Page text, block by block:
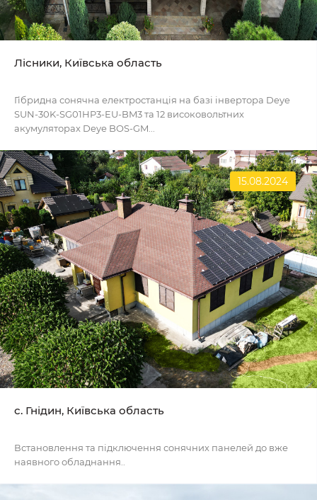
Лісники, Київська область
Гібридна сонячна електростанція на базі інвертора Deye
SUN-30K-SG01HP3-EU-BM3 та 12 високовольтних
акумуляторах Deye BOS-GM...
15.08.2024
с. Гнідин, Київська область
Встановлення та підключення сонячних панелей до вже
наявного обладнання..